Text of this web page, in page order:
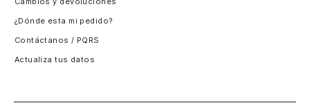
¿Dónde esta mi pedido?
Contáctanos / PQRS
Actualiza tus datos